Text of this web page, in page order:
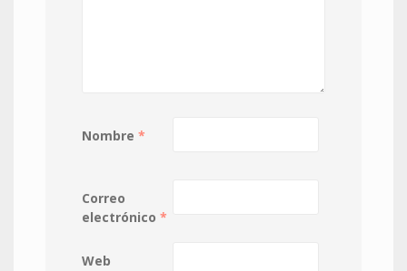
Nombre *
Correo
electrónico *
Web